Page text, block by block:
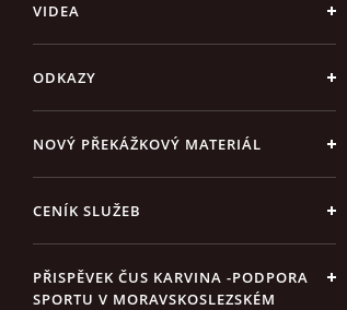
VIDEA
ODKAZY
NOVÝ PŘEKÁŽKOVÝ MATERIÁL
CENÍK SLUŽEB
PŘISPĚVEK ČUS KARVINA -PODPORA
SPORTU V MORAVSKOSLEZSKÉM